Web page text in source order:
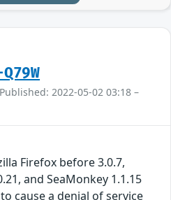
2022-05-02 03:18 –
Firefox before 3.0.7,
and SeaMonkey 1.1.15
cause a denial of service